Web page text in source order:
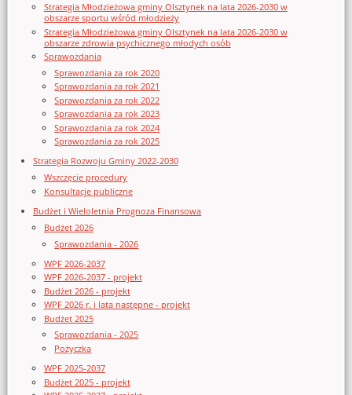
Strategia Młodzieżowa gminy Olsztynek na lata 2026-2030 w
obszarze sportu wśród młodzieży
Strategia Młodzieżowa gminy Olsztynek na lata 2026-2030 w
obszarze zdrowia psychicznego młodych osób
Sprawozdania
Sprawozdania za rok 2020
Sprawozdania za rok 2021
Sprawozdania za rok 2022
Sprawozdania za rok 2023
Sprawozdania za rok 2024
Sprawozdania za rok 2025
Strategia Rozwoju Gminy 2022-2030
Wszczęcie procedury
Konsultacje publiczne
Budżet i Wieloletnia Prognoza Finansowa
Budżet 2026
Sprawozdania - 2026
WPF 2026-2037
WPF 2026-2037 - projekt
Budżet 2026 - projekt
WPF 2026 r. i lata następne - projekt
Budżet 2025
Sprawozdania - 2025
Pożyczka
WPF 2025-2037
Budżet 2025 - projekt